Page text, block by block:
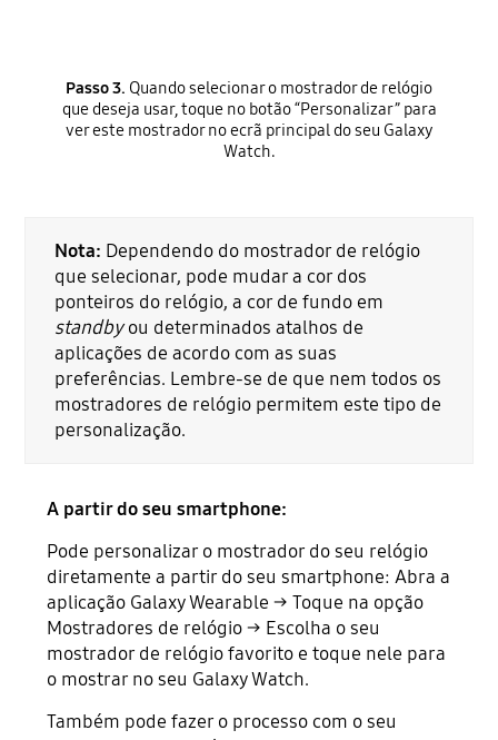
Passo 3. Quando selecionar o mostrador de relógio
que deseja usar, toque no botão “Personalizar” para
ver este mostrador no ecrã principal do seu Galaxy
Watch.
Nota: Dependendo do mostrador de relógio
que selecionar, pode mudar a cor dos
ponteiros do relógio, a cor de fundo em
standbyou determinados atalhos de
aplicações de acordo com as suas
preferências. Lembre-se de que nem todos os
mostradores de relógio permitem este tipo de
personalização.
A partir do seu smartphone:
Pode personalizar o mostrador do seu relógio
diretamente a partir do seu smartphone: Abra a
aplicação Galaxy Wearable → Toque na opção
Mostradores de relógio → Escolha o seu
mostrador de relógio favorito e toque nele para
o mostrar no seu Galaxy Watch.
Também pode fazer o processo com o seu